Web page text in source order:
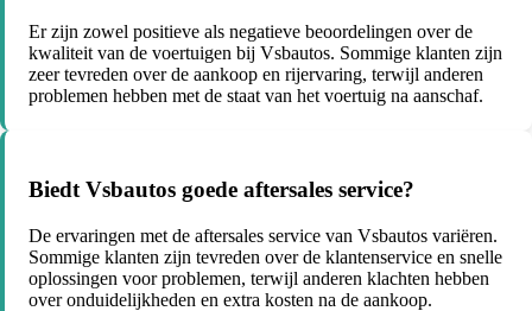
Er zijn zowel positieve als negatieve beoordelingen over de
kwaliteit van de voertuigen bij Vsbautos. Sommige klanten zijn
zeer tevreden over de aankoop en rijervaring, terwijl anderen
problemen hebben met de staat van het voertuig na aanschaf.
Biedt Vsbautos goede aftersales service?
De ervaringen met de aftersales service van Vsbautos variëren.
Sommige klanten zijn tevreden over de klantenservice en snelle
oplossingen voor problemen, terwijl anderen klachten hebben
over onduidelijkheden en extra kosten na de aankoop.